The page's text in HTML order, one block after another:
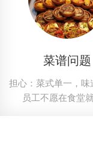
菜谱问题
担心：菜式单一，味
员工不愿在食堂